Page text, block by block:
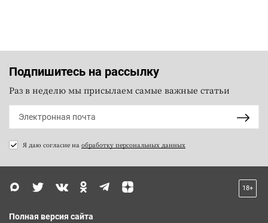
Подпишитесь на рассылку
Раз в неделю мы присылаем самые важные статьи
Я даю согласие на обработку персональных данных
18+
Полная версия сайта